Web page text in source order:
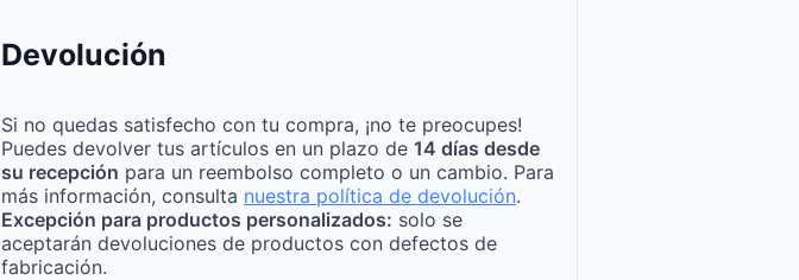
Devolución
Si no quedas satisfecho con tu compra, ¡no te preocupes!
Puedes devolver tus artículos en un plazo de 14 días desde
su recepción para un reembolso completo o un cambio. Para
más información, consulta nuestra política de devolución.
Excepción para productos personalizados: solo se
aceptarán devoluciones de productos con defectos de
fabricación.